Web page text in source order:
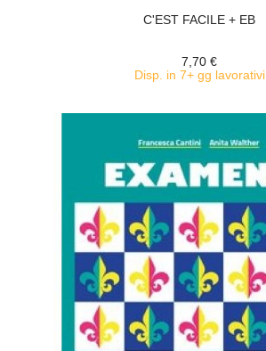
C'EST FACILE + EB
7,70 €
Disp. in 7+ gg lavorativi